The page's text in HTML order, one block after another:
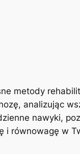
metody
analizując
nawyki,
równowagę w